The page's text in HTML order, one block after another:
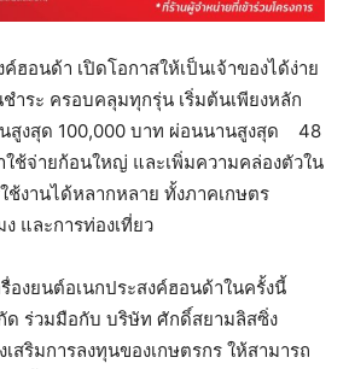
ฮอนด้า เปิดโอกาสให้เป็นเจ้าของได้ง่าย
ำระ ครอบคลุมทุกรุ่น เริ่มต้นเพียงหลัก
นสูงสุด 100,000 บาท ผ่อนนานสูงสุด 48
ช้จ่ายก้อนใหญ่ และเพิ่มความคล่องตัวใน
ช้งานได้หลากหลาย ทั้งภาคเกษตร
และการท่องเที่ยว
องยนต์อเนกประสงค์ฮอนด้าในครั้งนี้
ด ร่วมมือกับ บริษัท ศักดิ์สยามลิสซิ่ง
สริมการลงทุนของเกษตรกร ให้สามารถ